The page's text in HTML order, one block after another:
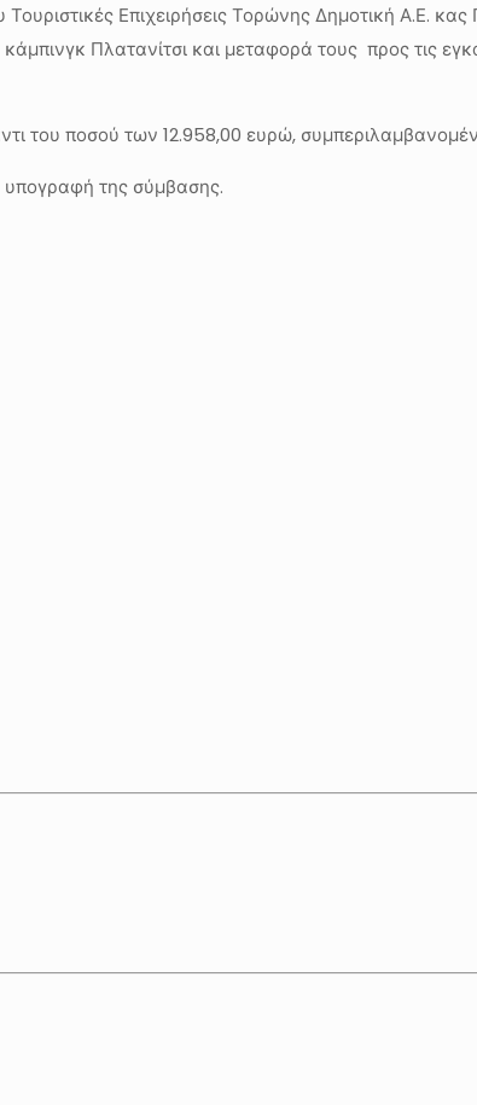
Επιχειρήσεις Τορώνης Δημοτική Α.Ε.
Πλατανίτσι και μεταφορά τους προς τις
του ποσού των 12.958,00 ευρώ,
υπογραφή της σύμβασης.